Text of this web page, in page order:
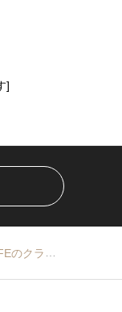
]
た件【大須観音・上前津】